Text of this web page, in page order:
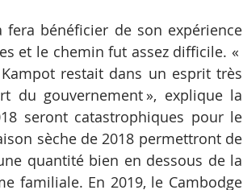
bénéficier de son expérience
et le chemin fut assez difficile. «
restait dans un esprit très
gouvernement », explique la
seront catastrophiques pour le
sèche de 2018 permettront de
quantité bien en dessous de la
familiale. En 2019, le Cambodge